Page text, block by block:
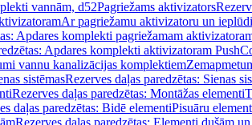
vannām, d52Pagriežams aktivizators
Ar pagriežamu aktivizatoru un ieplūdi
Apdares komplekti pagriežamam
Apdares komplekti aktivizatoram
vannu kanalizācijas komplektiem
sistēmasRezerves daļas paredzētas: Sienas
Rezerves daļas paredzētas: Montāžas elementi
daļas paredzētas: Bidē elementiPisuāru
Rezerves daļas paredzētas: Elementi dušām